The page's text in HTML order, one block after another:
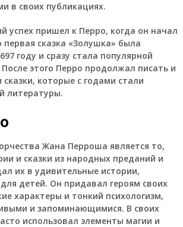
в своих публикациях.
успех пришел к Перро, когда он начал
первая сказка «Золушка» была
году и сразу стала популярной
этого Перро продолжал писать и
сказки, которые с годами стали
литературы.
Жана Перроша является то,
и сказки из народных преданий и
их в удивительные истории,
детей. Он придавал героям своих
характеры и тонкий психологизм,
и запоминающимися. В своих
использовал элементы магии и